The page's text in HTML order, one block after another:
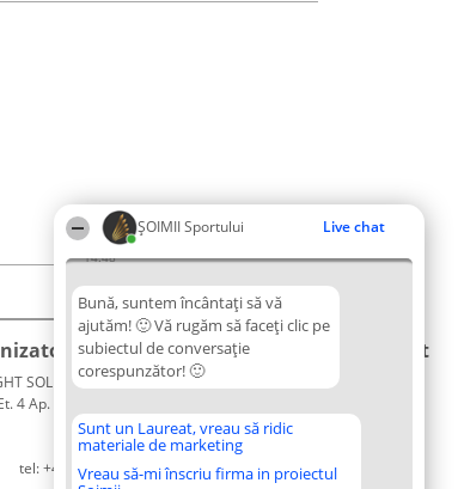
ȘOIMII Sportului Live chat
14:48
Bună, suntem încântați să vă
ajutăm! 🙂 Vă rugăm să faceți clic pe
subiectul de conversație
corespunzător! 🙂
Sunt un Laureat, vreau să ridic
materiale de marketing
Vreau să-mi înscriu firma in proiectul
Ranking
SOLUTIONS BR SRL
4 Ap. 13 Cod 061952
București
CUI 36737675
tel: +40 770 990 492
Plebiscyt
Tuturor
Laureaților
Reguli
Contact